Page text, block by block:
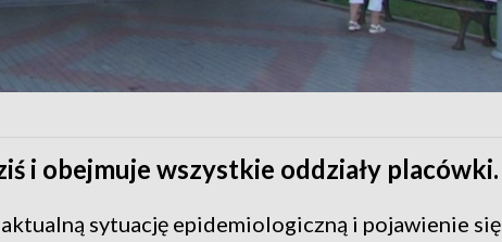
i obejmuje wszystkie oddziały placówki.
sytuację epidemiologiczną i pojawienie się